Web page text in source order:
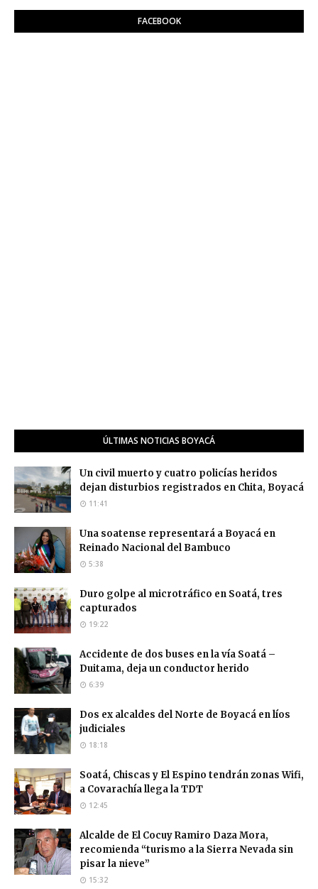
FACEBOOK
ÚLTIMAS NOTICIAS BOYACÁ
Un civil muerto y cuatro policías heridos
dejan disturbios registrados en Chita, Boyacá
11:41
Una soatense representará a Boyacá en
Reinado Nacional del Bambuco
5:38
Duro golpe al microtráfico en Soatá, tres
capturados
19:22
Accidente de dos buses en la vía Soatá –
Duitama, deja un conductor herido
6:39
Dos ex alcaldes del Norte de Boyacá en líos
judiciales
18:18
Soatá, Chiscas y El Espino tendrán zonas Wifi,
a Covarachía llega la TDT
12:45
Alcalde de El Cocuy Ramiro Daza Mora,
recomienda “turismo a la Sierra Nevada sin
pisar la nieve”
15:32